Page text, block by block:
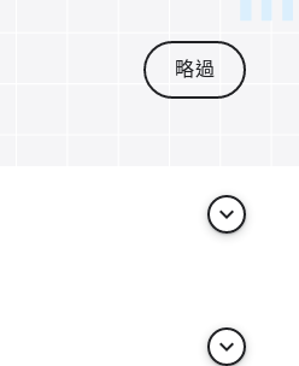
略過
keyboard_arrow_down
keyboard_arrow_down